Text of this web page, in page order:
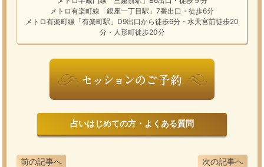
メトロ有楽町線「銀座一丁目駅」7番出口・徒歩6分
メトロ有楽町線「有楽町駅」D9出口から徒歩6分・水天宮前徒歩20
分・人形町徒歩20分
占いはじめての方・よくある質問
次の記事へ
前の記事へ